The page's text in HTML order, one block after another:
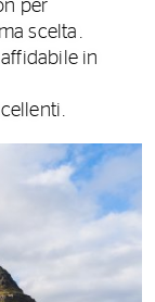
per
scelta.
in